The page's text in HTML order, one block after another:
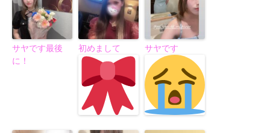
サヤです最後
に！
初めまして サヤです